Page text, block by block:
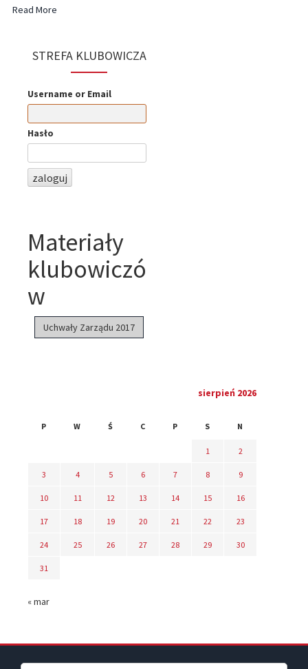
Read More
STREFA KLUBOWICZA
Username or Email
Hasło
Materiały
klubowiczó
w
Uchwały Zarządu 2017
sierpień 2026
P W Ś C P S N
1 2
3 4 5 6 7 8 9
10 11 12 13 14 15 16
17 18 19 20 21 22 23
24 25 26 27 28 29 30
31
« mar